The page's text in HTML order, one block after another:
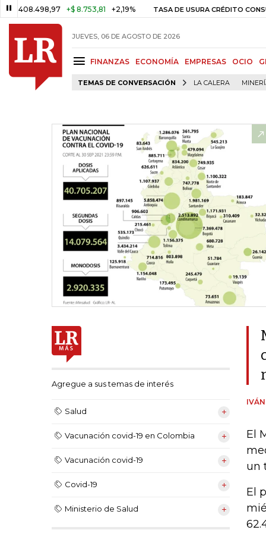
+$ 8.753,81 +2,19% TASA DE USURA CRÉDITO CONSUMO
JUEVES, 06 DE AGOSTO DE 2026
FINANZAS ECONOMÍA EMPRESAS OCIO
TEMAS DE CONVERSACIÓN LA CALERA
Agregue a sus temas de interés
Salud
Vacunación covid-19 en Colombia
Vacunación covid-19
Covid-19
Ministerio de Salud
El
un
El